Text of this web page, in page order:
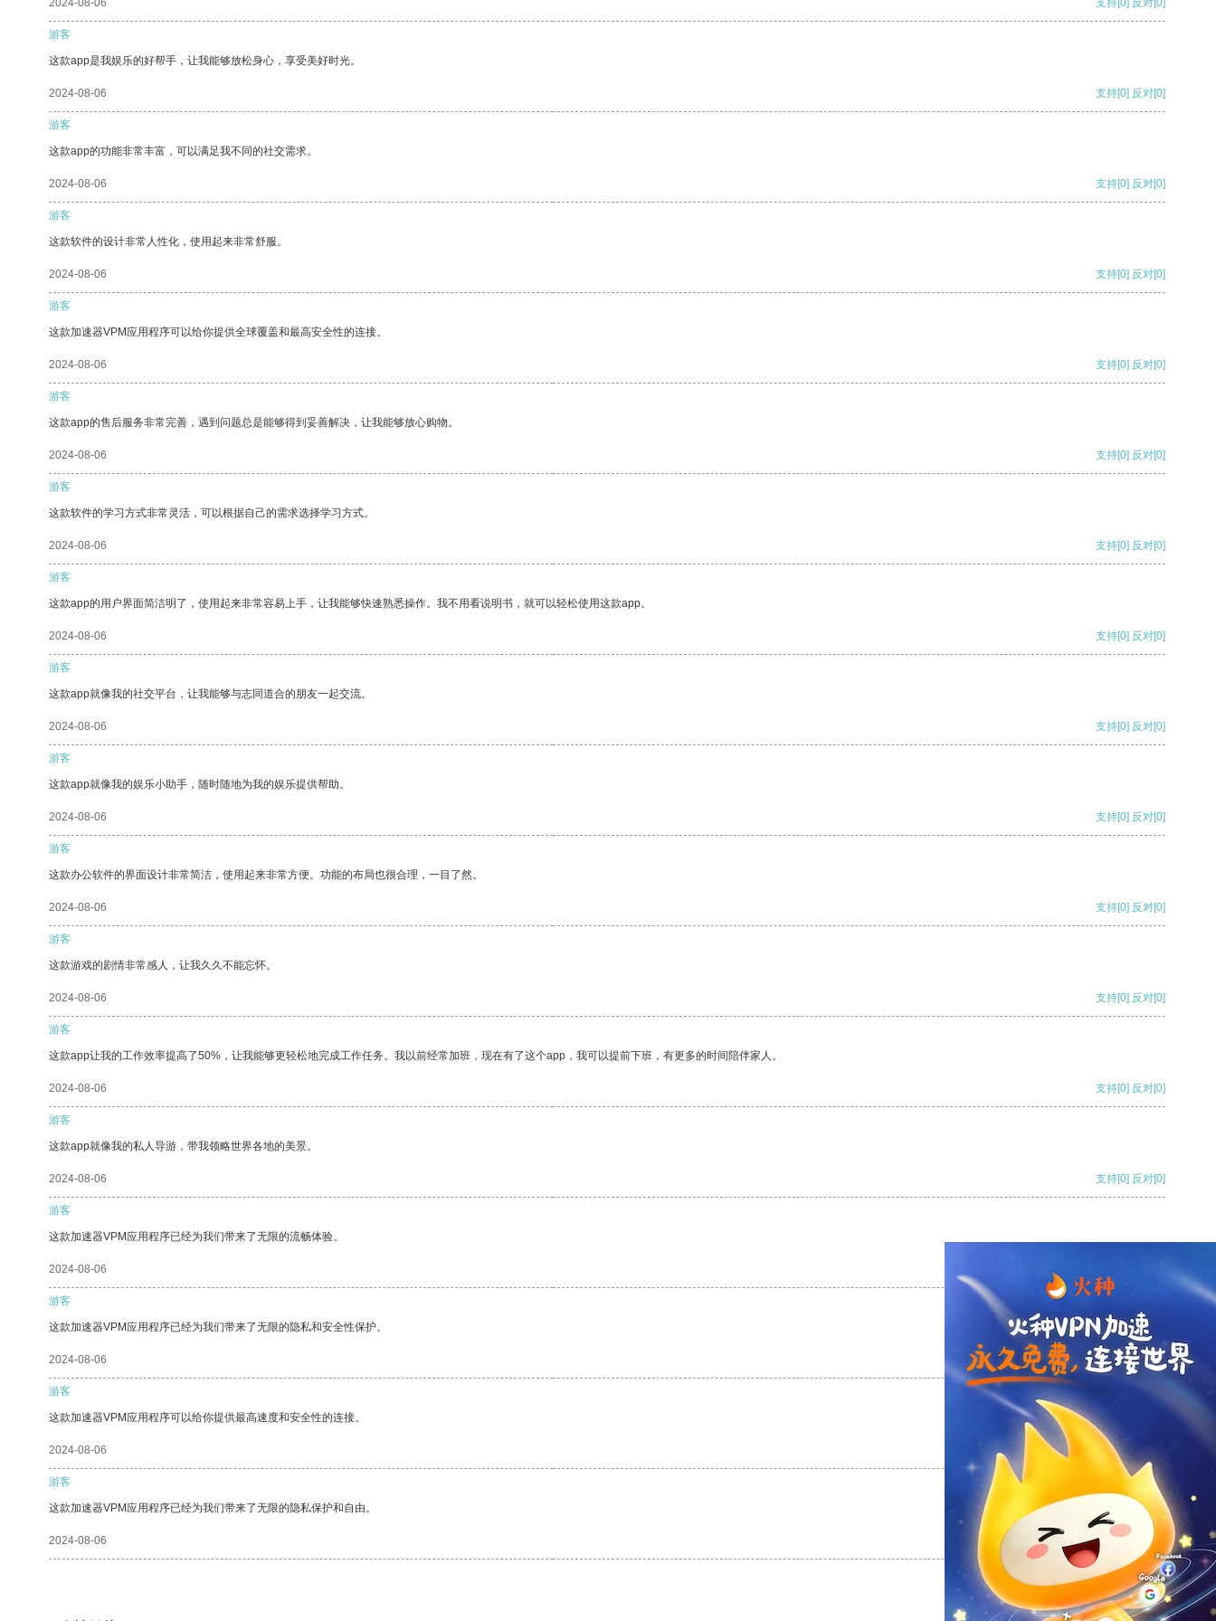
2024-08-06 支持 [0] 反对 [0]
游客
这款app是我娱乐的好帮手，让我能够放松身心，享受美好时光。
2024-08-06 支持[0] 反对[0]
游客
这款app的功能非常丰富，可以满足我不同的社交需求。
2024-08-06 支持[0] 反对[0]
游客
这款软件的设计非常人性化，使用起来非常舒服。
2024-08-06 支持[0] 反对[0]
游客
这款加速器VPM应用程序可以给你提供全球覆盖和最高安全性的连接。
2024-08-06 支持[0] 反对[0]
游客
这款app的售后服务非常完善，遇到问题总是能够得到妥善解决，让我能够放心购物。
2024-08-06 支持[0] 反对[0]
游客
这款软件的学习方式非常灵活，可以根据自己的需求选择学习方式。
2024-08-06 支持[0] 反对[0]
游客
这款app的用户界面简洁明了，使用起来非常容易上手，让我能够快速熟悉操作。我不用看说明书，就可以轻松使用这款app。
2024-08-06 支持[0] 反对[0]
游客
这款app就像我的社交平台，让我能够与志同道合的朋友一起交流。
2024-08-06 支持[0] 反对[0]
游客
这款app就像我的娱乐小助手，随时随地为我的娱乐提供帮助。
2024-08-06 支持[0] 反对[0]
游客
这款办公软件的界面设计非常简洁，使用起来非常方便。功能的布局也很合理，一目了然。
2024-08-06 支持[0] 反对[0]
游客
这款游戏的剧情非常感人，让我久久不能忘怀。
2024-08-06 支持[0] 反对[0]
游客
这款app让我的工作效率提高了50%，让我能够更轻松地完成工作任务。我以前经常加班，现在有了这个app，我可以提前下班，有更多的时间陪伴家人。
2024-08-06 支持[0] 反对[0]
游客
这款app就像我的私人导游，带我领略世界各地的美景。
2024-08-06 支持[0] 反对[0]
游客
这款加速器VPM应用程序已经为我们带来了无限的流畅体验。
2024-08-06
游客
这款加速器VPM应用程序已经为我们带来了无限的隐私和安全性保护。
2024-08-06 支持 [0] 反对[0]
游客
这款加速器VPM应用程序可以给你提供最高速度和安全性的连接。
2024-08-06 支持[0] 反对
游客
这款加速器VPM应用程序已经为我们带来了无限的隐私保护和自由。
2024-08-06 支持[0] 反对[0]